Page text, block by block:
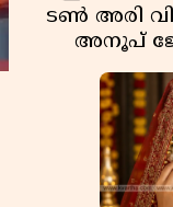
ടൺ അരി
അനൂപ്